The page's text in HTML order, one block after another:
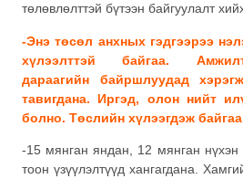
төлөвлөлттэй бүтээн байгуулалт
-Энэ төсөл анхных гэдгээрээ
хүлээлттэй байгаа.
дараагийн байршлуудад
тавигдана. Иргэд, олон нийт
болно. Төслийн хүлээгдэж
-15 мянган яндан, 12 мянган нүхэн
тоон үзүүлэлтүүд хангагдана.